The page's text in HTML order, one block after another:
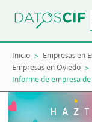
Inicio Empresas en
Empresas en Oviedo
Informe de empresa